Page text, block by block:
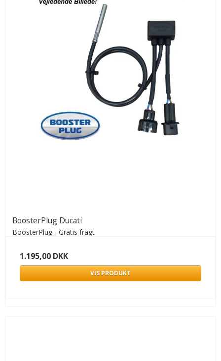
BoosterPlug Ducati
BoosterPlug - Gratis fragt
1.195,00 DKK
VIS PRODUKT